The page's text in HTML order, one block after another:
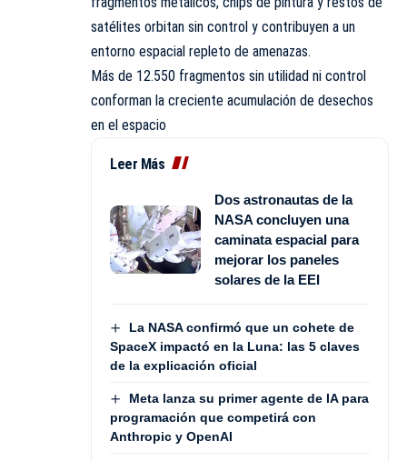
satélites orbitan sin control y contribuyen a un
entorno espacial repleto de amenazas.
Más de 12.550 fragmentos sin utilidad ni control
conforman la creciente acumulación de desechos
en el espacio
Leer Más
Dos astronautas de la
NASA concluyen una
caminata espacial para
mejorar los paneles
solares de la EEI
La NASA confirmó que un cohete de
SpaceX impactó en la Luna: las 5 claves
de la explicación oficial
Meta lanza su primer agente de IA para
programación que competirá con
Anthropic y OpenAI